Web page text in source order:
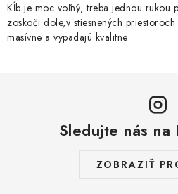
Kĺb je moc voľný, treba jednou rukou
zoskoči dole,v stiesnených
masívne a vypadajú kvalitne
Sledujte nás na
ZOBRAZIŤ